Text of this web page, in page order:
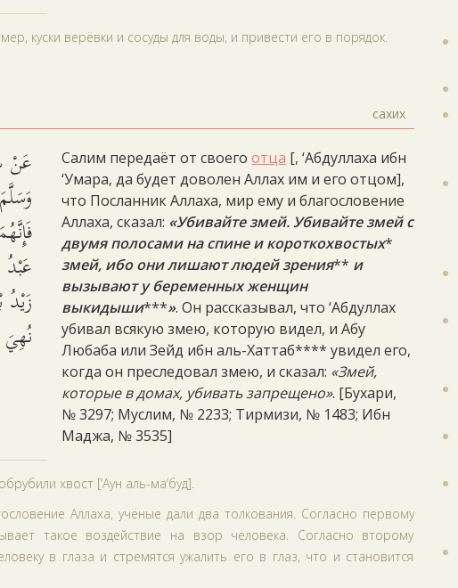
куски верёвки и сосуды для воды, и привести его в порядок.
сахих
عَنْ Салим передаёт от своегоотца [, ‘Абдуллаха ибн
‘Умара, да будет доволен Аллах им и его отцом],
что Посланник Аллаха, мир ему и благословение
Аллаха, сказал: «Убивайте змей. Убивайте змей с
двумя полосами на спине и короткохвостых*
змей, ибо они лишают людей зрения** и
вызывают у беременных женщин
выкидыши***». Он рассказывал, что ‘Абдуллах
убивал всякую змею, которую видел, и Абу
Любаба или Зейд ибн аль-Хаттаб**** увидел его,
когда он преследовал змею, и сказал: «Змей,
которые в домах, убивать запрещено». [Бухари,
№ 3297; Муслим, № 2233; Тирмизи, № 1483; Ибн
Маджа, № 3535]
хвост [‘Аун аль-ма‘буд].
Аллаха, учёные дали два толкования. Согласно первому
такое воздействие на взор человека. Согласно второму
в глаза и стремятся ужалить его в глаз, что и становится